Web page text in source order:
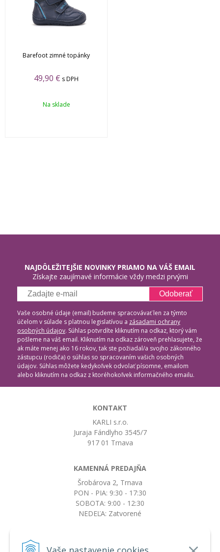
Barefoot zimné topánky
49,90 € s DPH
Na sklade
NAJDÔLEŽITEJŠIE NOVINKY PRIAMO NA VÁŠ EMAIL
Získajte zaujímavé informácie vždy medzi prvými
Odoberať
Vaše osobné údaje (email) budeme spracovávať len za týmto
účelom v súlade s platnou legislatívou a zásadami ochrany
osobných údajov. Súhlas potvrdíte kliknutím na odkaz, ktorý vám
pošleme na váš email. Kliknutím na odkaz zároveň prehlasujete, že
ak máte menej ako 16 rokov, tak ste požiadal/a svojho zákonného
zástupcu (rodiča) o súhlas so spracovaním vašich osobných
údajov. Súhlas môžete kedykoľvek odvolať písomne, emailom
alebo kliknutím na odkaz z ktoréhokoľvek informačného emailu.
KONTAKT
KARLI s.r.o.
Juraja Fándlyho 3545/7
917 01 Trnava
KAMENNÁ PREDAJŇA
Šrobárova 2, Trnava
PON - PIA: 9:30 - 17:30
SOBOTA: 9:00 - 12:30
NEDEĽA: Zatvorené